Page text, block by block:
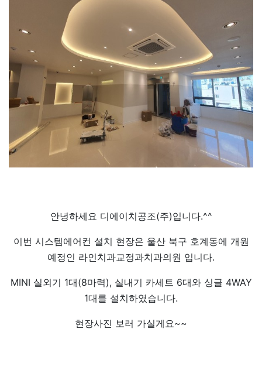
안녕하세요 디에이치공조(주)입니다.^^
이번 시스템에어컨 설치 현장은 울산 북구 호계동에 개원
예정인 라인치과교정과치과의원 입니다.
MINI 실외기 1대(8마력), 실내기 카세트 6대와 싱글 4WAY
1대를 설치하였습니다.
현장사진 보러 가실게요~~